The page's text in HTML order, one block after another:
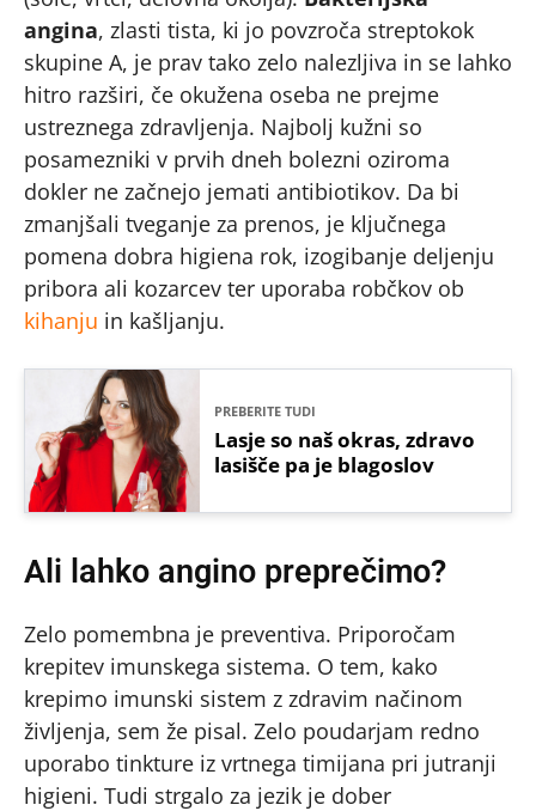
angina, zlasti tista, ki jo povzroča streptokok
skupine A, je prav tako zelo nalezljiva in se lahko
hitro razširi, če okužena oseba ne prejme
ustreznega zdravljenja. Najbolj kužni so
posamezniki v prvih dneh bolezni oziroma
dokler ne začnejo jemati antibiotikov. Da bi
zmanjšali tveganje za prenos, je ključnega
pomena dobra higiena rok, izogibanje deljenju
pribora ali kozarcev ter uporaba robčkov ob
kihanju in kašljanju.
PREBERITE TUDI
Lasje so naš okras, zdravo
lasišče pa je blagoslov
Ali lahko angino preprečimo?
Zelo pomembna je preventiva. Priporočam
krepitev imunskega sistema. O tem, kako
krepimo imunski sistem z zdravim načinom
življenja, sem že pisal. Zelo poudarjam redno
uporabo tinkture iz vrtnega timijana pri jutranji
higieni. Tudi strgalo za jezik je dober